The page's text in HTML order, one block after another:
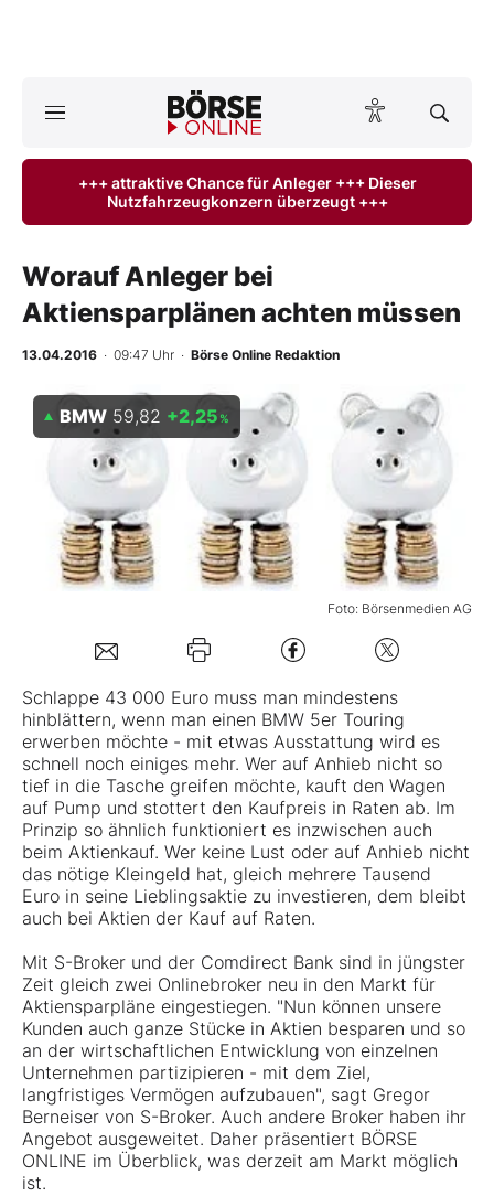
ktuelle Ausgabe BÖRSE ONLINE lesen
Anlageprodukte
Finanz-Check
BO-Musterdepots
Experten
Mein B:O
Kontakt
+++ attraktive Chance für Anleger +++ Dieser
Nutzfahrzeugkonzern überzeugt +++
Worauf Anleger bei
Aktiensparplänen achten müssen
13.04.2016 · 09:47 Uhr · Börse Online Redaktion
Foto: Börsenmedien AG
BMW 59,82 +2,25 %
Schlappe 43 000 Euro muss man mindestens
hinblättern, wenn man einen BMW 5er Touring
erwerben möchte - mit etwas Ausstattung wird es
schnell noch einiges mehr. Wer auf Anhieb nicht so
tief in die Tasche greifen möchte, kauft den Wagen
auf Pump und stottert den Kaufpreis in Raten ab. Im
Prinzip so ähnlich funktioniert es inzwischen auch
beim Aktienkauf. Wer keine Lust oder auf Anhieb nicht
das nötige Kleingeld hat, gleich mehrere Tausend
Euro in seine Lieblingsaktie zu investieren, dem bleibt
auch bei Aktien der Kauf auf Raten.
Mit S-Broker und der Comdirect Bank sind in jüngster
Zeit gleich zwei Onlinebroker neu in den Markt für
Aktiensparpläne eingestiegen. "Nun können unsere
Kunden auch ganze Stücke in Aktien besparen und so
an der wirtschaftlichen Entwicklung von einzelnen
Unternehmen partizipieren - mit dem Ziel,
langfristiges Vermögen aufzubauen", sagt Gregor
Berneiser von S-Broker. Auch andere Broker haben ihr
Angebot ausgeweitet. Daher präsentiert BÖRSE
ONLINE im Überblick, was derzeit am Markt möglich
ist.